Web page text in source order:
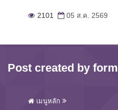
2101 05 ส.ค. 2569
Post created by form
เมนูหลัก